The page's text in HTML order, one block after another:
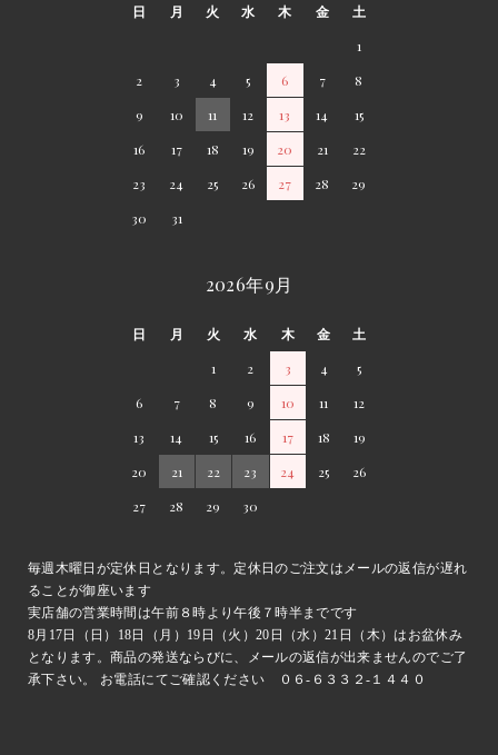
日 月 火 水 木 金
土
1
2
3 4 5 6 7
8
9
10 11 12 13 14
15
16
17 18 19 20 21
22
23
24 25 26 27 28
29
30
31
2026年9月
日 月 火 水 木 金
土
1
2 3 4
5
6
7 8 9 10 11
12
13
14 15 16 17 18
19
20
21 22 23 24 25
26
27
28 29 30
毎週木曜日が定休日となります。定休日のご注文はメールの返信が遅れ
ることが御座います
実店舗の営業時間は午前８時より午後７時半までです
8月17日（日）18日（月）19日（火）20日（水）21日（木）はお盆休み
となります。商品の発送ならびに、メールの返信が出来ませんのでご了
承下さい。 お電話にてご確認ください ０６-６３３２-１４４０